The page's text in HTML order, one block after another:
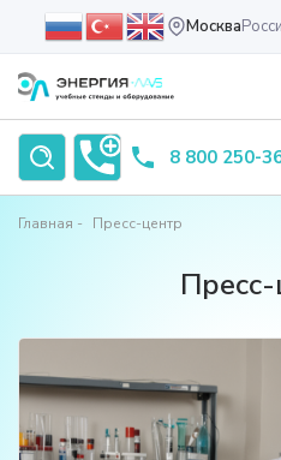
Москва
8 800 250-
Главная Пресс-центр